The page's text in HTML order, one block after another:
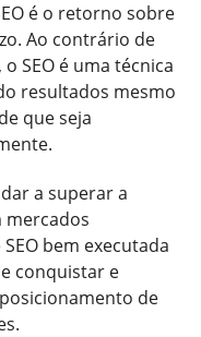
é o retorno sobre
Ao contrário de
SEO é uma técnica
resultados mesmo
que seja
a superar a
mercados
bem executada
conquistar e
de